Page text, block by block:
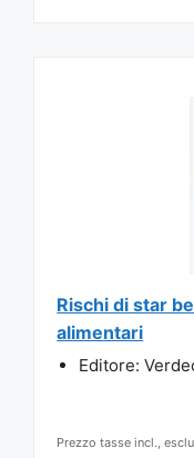
Rischi di star
alimentari
Editore:
Prezzo tasse incl.,